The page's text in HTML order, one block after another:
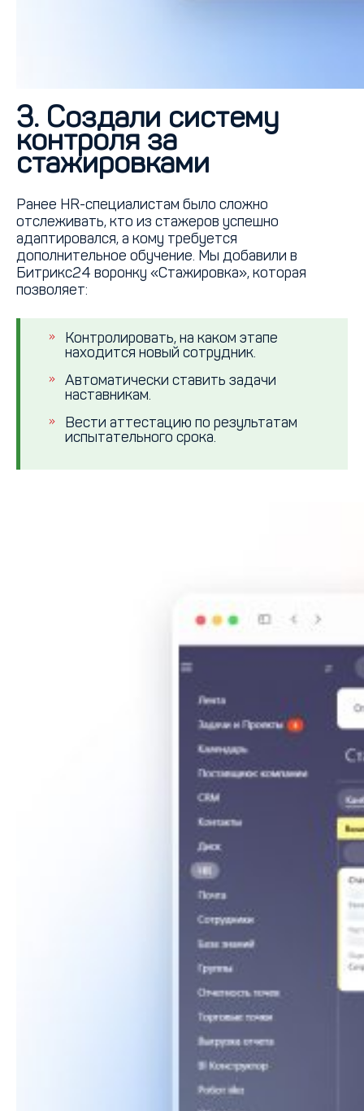
3. Создали систему
контроля за
стажировками
Ранее HR-специалистам было сложно
отслеживать, кто из стажеров успешно
адаптировался, а кому требуется
дополнительное обучение. Мы добавили в
Битрикс24 воронку «Стажировка», которая
позволяет:
Контролировать, на каком этапе
находится новый сотрудник.
Автоматически ставить задачи
наставникам.
Вести аттестацию по результатам
испытательного срока.